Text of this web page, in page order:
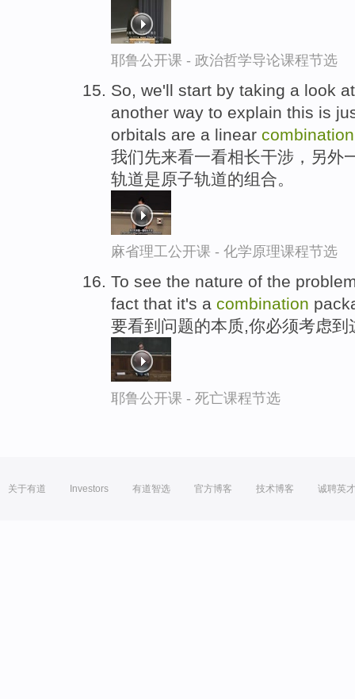
耶鲁公开课 - 政治哲学导论课程节选
So, we'll start by taking a look
another way to explain this is
orbitals are a linear combination
我们先来看一看相长干涉，另外
轨道是原子轨道的组合。
麻省理工公开课 - 化学原理课程节选
To see the nature of the
fact that it's a combination
要看到问题的本质,你必须考虑
耶鲁公开课 - 死亡课程节选
关于有道 Investors 有道智选 官方博客 技术博客 诚聘英才